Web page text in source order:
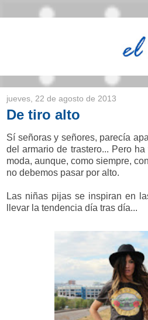
jueves, 22 de agosto de 2013
De tiro alto
Sí señoras y señores, parecía
del armario de trastero... Pero
moda, aunque, como siempre,
no debemos pasar por alto.
Las niñas pijas se inspiran en
llevar la tendencia día tras día...